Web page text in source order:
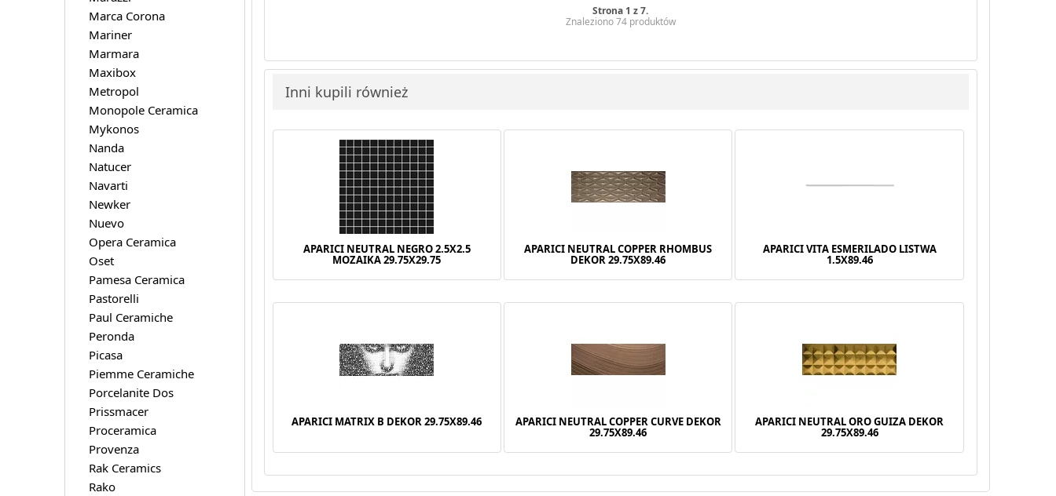
Strona 1 z 7.
Znaleziono 74 produktów
Inni kupili również
APARICI NEUTRAL NEGRO 2.5X2.5
MOZAIKA 29.75X29.75
APARICI NEUTRAL COPPER RHOMBUS
DEKOR 29.75X89.46
APARICI VITA ESMERILADO LISTWA
1.5X89.46
APARICI MATRIX B DEKOR 29.75X89.46 APARICI NEUTRAL COPPER CURVE DEKOR
29.75X89.46
APARICI NEUTRAL ORO GUIZA DEKOR
29.75X89.46
Marca Corona
Mariner
Marmara
Maxibox
Metropol
Monopole Ceramica
Mykonos
Nanda
Natucer
Navarti
Newker
Nuevo
Opera Ceramica
Oset
Pamesa Ceramica
Pastorelli
Paul Ceramiche
Peronda
Picasa
Piemme Ceramiche
Porcelanite Dos
Prissmacer
Proceramica
Provenza
Rak Ceramics
Rako